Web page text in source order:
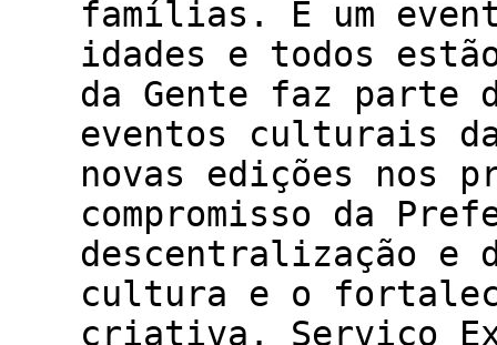
famílias. É um
idades e todos
da Gente faz parte
eventos culturais
novas edições nos
compromisso da
descentralização e
cultura e o
criativa. Serviço